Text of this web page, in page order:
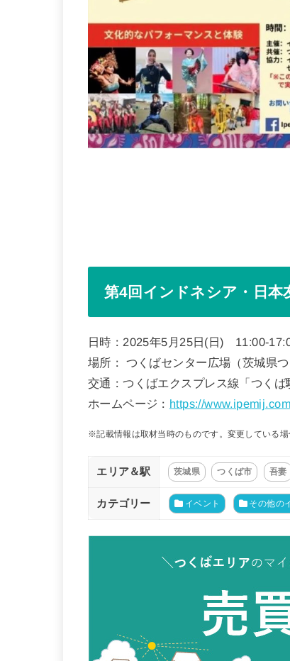
第4回インドネシア・日
日時：2025年5月25日(日) 11:00-
場所： つくばセンター広場（茨城県つ
交通：つくばエクスプレス線「つく
ホームページ： https://
※記載情報は取材当時のものです。変更している
エリア＆駅 茨城県 つくば市 吾妻
カテゴリー イベント その他の